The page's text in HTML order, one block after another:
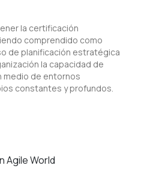
la certificación
comprendido como
de planificación estratégica
la capacidad de
medio de entornos
constantes y profundos.